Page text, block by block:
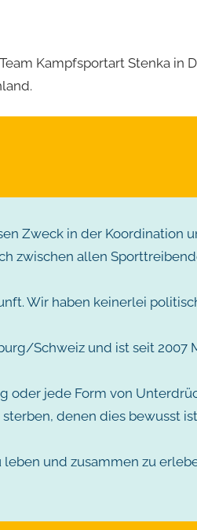
Kampfsportart Stenka in
Zweck in der Koordination
zwischen allen
Wir haben keinerlei
Schweiz und ist seit 2007
oder jede Form von
denen dies bewusst
und zusammen zu